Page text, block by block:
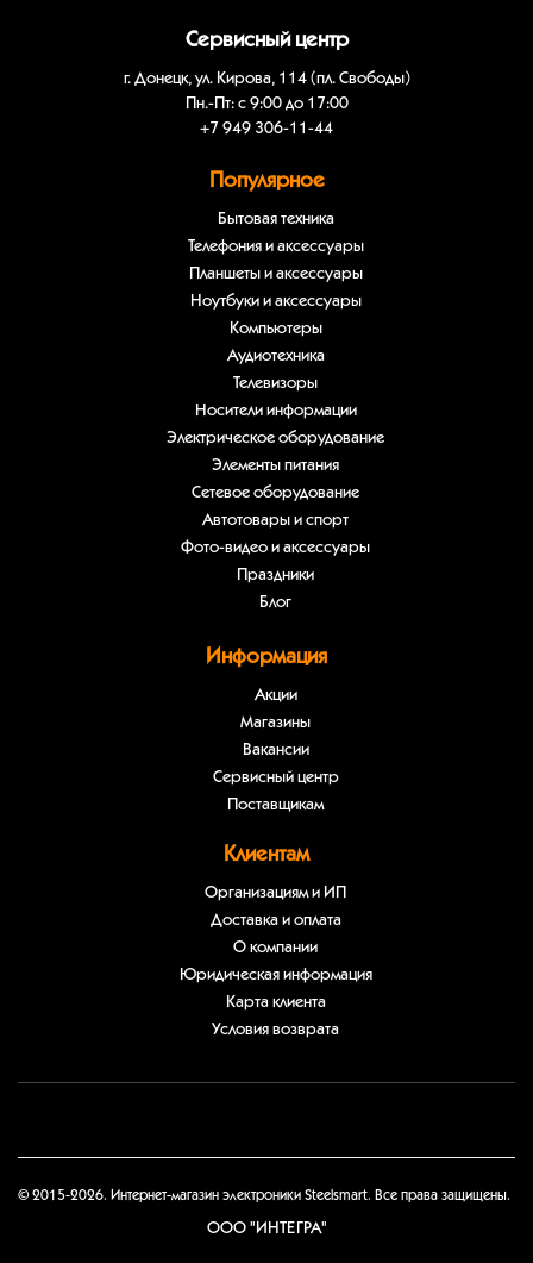
Сервисный центр
г. Донецк, ул. Кирова, 114 (пл. Свободы)
Пн.-Пт: с 9:00 до 17:00
+7 949 306-11-44
Популярное
Бытовая техника
Телефония и аксессуары
Планшеты и аксессуары
Ноутбуки и аксессуары
Компьютеры
Аудиотехника
Телевизоры
Носители информации
Электрическое оборудование
Элементы питания
Сетевое оборудование
Автотовары и спорт
Фото-видео и аксессуары
Праздники
Блог
Информация
Акции
Магазины
Вакансии
Сервисный центр
Поставщикам
Клиентам
Организациям и ИП
Доставка и оплата
О компании
Юридическая информация
Карта клиента
Условия возврата
© 2015-2026. Интернет-магазин электроники Steelsmart. Все права защищены.
ООО "ИНТЕГРА"